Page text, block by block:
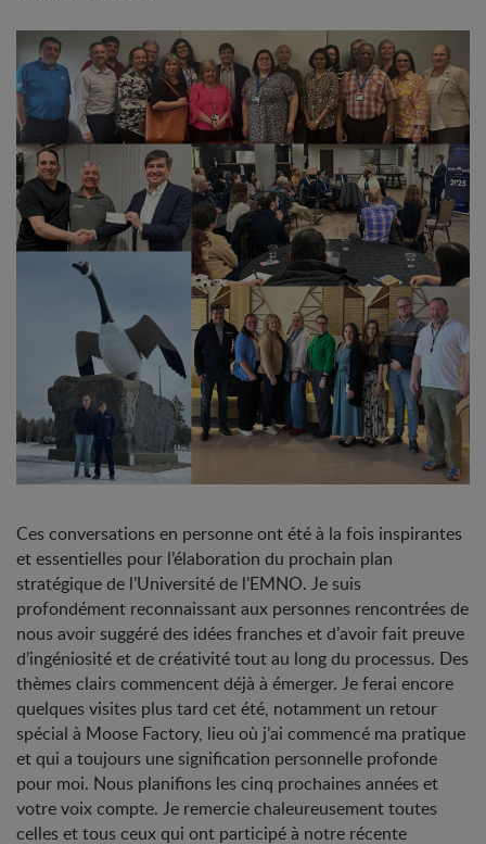
Ces conversations en personne ont été à la fois inspirantes
et essentielles pour l’élaboration du prochain plan
stratégique de l’Université de l’EMNO. Je suis
profondément reconnaissant aux personnes rencontrées de
nous avoir suggéré des idées franches et d’avoir fait preuve
d’ingéniosité et de créativité tout au long du processus. Des
thèmes clairs commencent déjà à émerger. Je ferai encore
quelques visites plus tard cet été, notamment un retour
spécial à Moose Factory, lieu où j’ai commencé ma pratique
et qui a toujours une signification personnelle profonde
pour moi. Nous planifions les cinq prochaines années et
votre voix compte. Je remercie chaleureusement toutes
celles et tous ceux qui ont participé à notre récente